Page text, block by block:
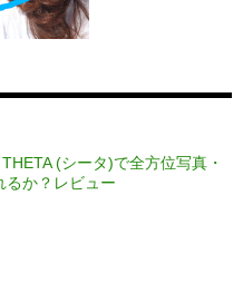
(シータ)で全方位写真・
るか？レビュー